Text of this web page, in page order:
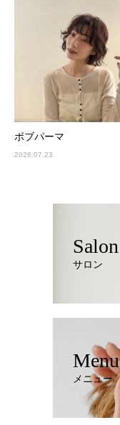
ボブパーマ
2026.07.23
Salon
サロン
Menu
メニュー